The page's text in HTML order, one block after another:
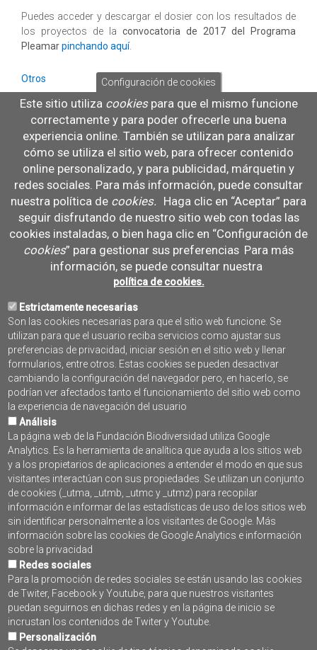
Puedes acceder y descargar el dosier con los resultados de
los proyectos de la convocatoria de 2017 del Programa
Pleamarpinchando aquí.
Otros
resumen_ejecutivo_pleamar_2017.pdf
Año Convocatoria:
2017
Organización:
Fundación Biodiversidad
Autores:
Fundación Biodiversidad
Idioma:
ES
Publico objetivo:
Administración pública
Ciudadanía en general
Entidades sin ánimo de lucro
Profesionales
Educación Secundaria
Bachillerato
Educación Superior
Formación Profesional
Docentes
Finalidad principal:
Divulgativa
SUSCRÍBETE AL BOLETÍN
PROGRAMA PLEAMAR
Configuración de cookies
Este sitio utiliza cookiespara que el mismo funcione
correctamente y para poder ofrecerle una buena
experiencia online. También se utilizan para analizar
cómo se utiliza el sitio web, para ofrecer contenido
online personalizado, y para publicidad, márquetin y
redes sociales. Para más información, puede consultar
nuestra política de cookies. Haga clic en “Aceptar” para
seguir disfrutando de nuestro sitio web con todas las
cookies instaladas, o bien haga clic en “Configuración de
cookies” para gestionar sus preferencias Para más
información, se puede consultar nuestra
política de cookies.
Estrictamente necesarias
Son las cookies necesarias para que el sitio web funcione. Se
utilizan para que el usuario reciba servicios como ajustar sus
preferencias de privacidad, iniciar sesión en el sitio web y llenar
formularios, entre otros. Estas cookies se pueden desactivar
cambiando la configuración del navegador pero, en hacerlo, se
podrían ver afectados tanto el funcionamiento del sitio web como
la experiencia de navegación del usuario
Análisis
La página web de la Fundación Biodiversidad utiliza Google
Analytics. Es la herramienta de analítica que ayuda a los sitios web
y a los propietarios de aplicaciones a entender el modo en que sus
visitantes interactúan con sus propiedades. Se utilizan un conjunto
de cookies (_utma, _utmb, _utmc y _utmz) para recopilar
información e informar de las estadísticas de uso de los sitios web
sin identificar personalmente a los visitantes de Google. Más
información sobre las cookies de Google Analytics e información
sobre la privacidad
Redes sociales
Para la promoción de redes sociales se están usando las cookies
de Twiter, Facebook y Youtube, para que nuestros visitantes
puedan seguirnos en dichas redes y en la página de inicio se
incrustan los contenidos de Twiter y Youtube.
Personalización